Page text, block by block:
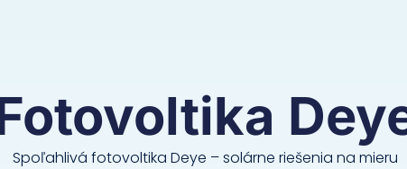
Spoľahlivá fotovoltika Deye – solárne riešenia na mieru